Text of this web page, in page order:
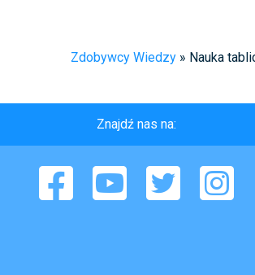
Zdobywcy Wiedzy » Nauka
Znajdź nas na:
Facebook YouTube Twitter